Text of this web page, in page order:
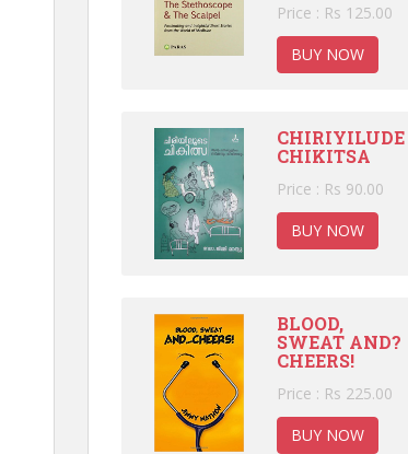
Price : Rs 125.00
BUY NOW
CHIRIYILUDE
CHIKITSA
Price : Rs 90.00
BUY NOW
BLOOD,
SWEAT AND?
CHEERS!
Price : Rs 225.00
BUY NOW